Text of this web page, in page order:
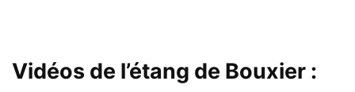
Vidéos de l’étang de Bouxier :